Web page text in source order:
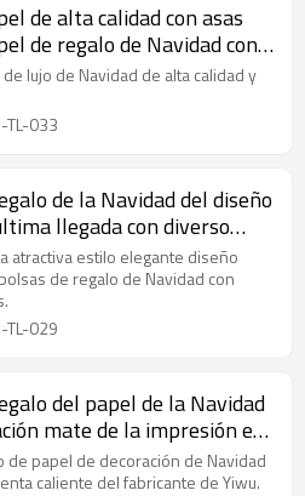
de alta calidad con asas
de regalo de Navidad con
con 4 diseños
de palanca
lujo de Navidad de alta calidad y
TL-033
de la Navidad del diseño
llegada con diverso
diseños clasificados en
llave
atractiva estilo elegante diseño
de regalo de Navidad con
TL-029
del papel de la Navidad
mate de la impresión en
en el embalaje de la
de papel de decoración de Navidad
caliente del fabricante de Yiwu.